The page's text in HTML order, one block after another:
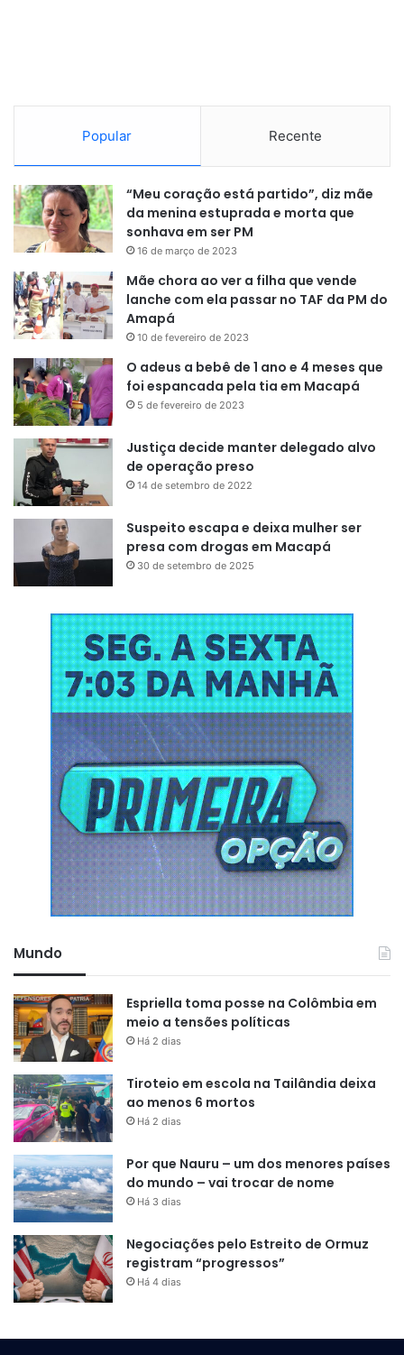
Popular Recente
“Meu coração está partido”, diz mãe
da menina estuprada e morta que
sonhava em ser PM
16 de março de 2023
Mãe chora ao ver a filha que vende
lanche com ela passar no TAF da PM do
Amapá
10 de fevereiro de 2023
O adeus a bebê de 1 ano e 4 meses que
foi espancada pela tia em Macapá
5 de fevereiro de 2023
Justiça decide manter delegado alvo
de operação preso
14 de setembro de 2022
Suspeito escapa e deixa mulher ser
presa com drogas em Macapá
30 de setembro de 2025
Mundo
Espriella toma posse na Colômbia em
meio a tensões políticas
Há 2 dias
Tiroteio em escola na Tailândia deixa
ao menos 6 mortos
Há 2 dias
Por que Nauru – um dos menores países
do mundo – vai trocar de nome
Há 3 dias
Negociações pelo Estreito de Ormuz
registram “progressos”
Há 4 dias